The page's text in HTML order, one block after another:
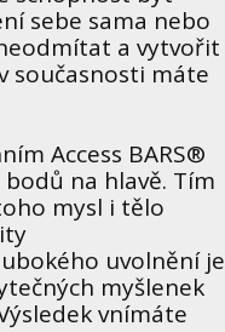
sebe sama nebo
a vytvořit
současnosti máte
Access BARS®
na hlavě. Tím
mysl i tělo
uvolnění je
myšlenek
vnímáte